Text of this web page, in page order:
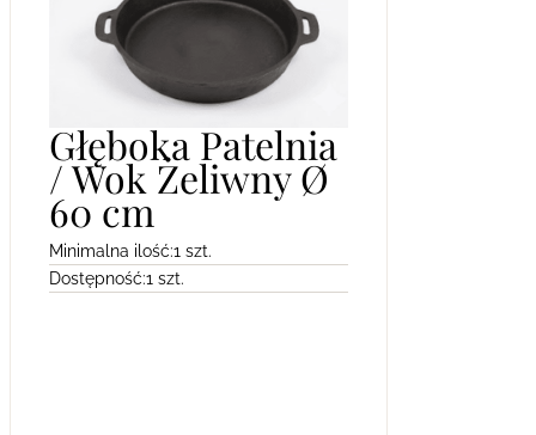
Głęboka Patelnia
/ Wok Żeliwny Ø
60 cm
Minimalna ilość:1 szt.
Dostępność:1 szt.